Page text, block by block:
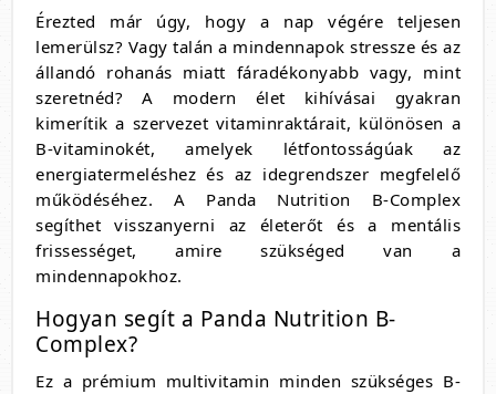
Érezted már úgy, hogy a nap végére teljesen
lemerülsz? Vagy talán a mindennapok stressze és az
állandó rohanás miatt fáradékonyabb vagy, mint
szeretnéd? A modern élet kihívásai gyakran
kimerítik a szervezet vitaminraktárait, különösen a
B-vitaminokét, amelyek létfontosságúak az
energiatermeléshez és az idegrendszer megfelelő
működéséhez. A Panda Nutrition B-Complex
segíthet visszanyerni az életerőt és a mentális
frissességet, amire szükséged van a
mindennapokhoz.
Hogyan segít a Panda Nutrition B-
Complex?
Ez a prémium multivitamin minden szükséges B-